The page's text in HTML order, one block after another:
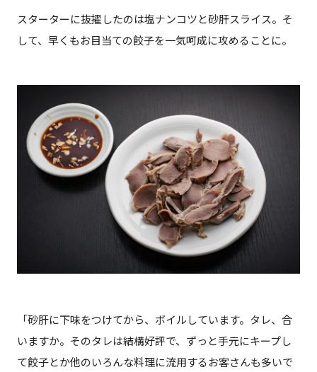
スターターに抜擢したのは塩ナンコツと砂肝スライス。そ
して、早くもお目当ての餃子を一気呵成に攻めることに。
「砂肝に下味をつけてから、ボイルしています。タレ、合
いますか。そのタレは結構好評で、ずっと手元にキープし
て餃子とか他のいろんな料理に流用するお客さんも多いで